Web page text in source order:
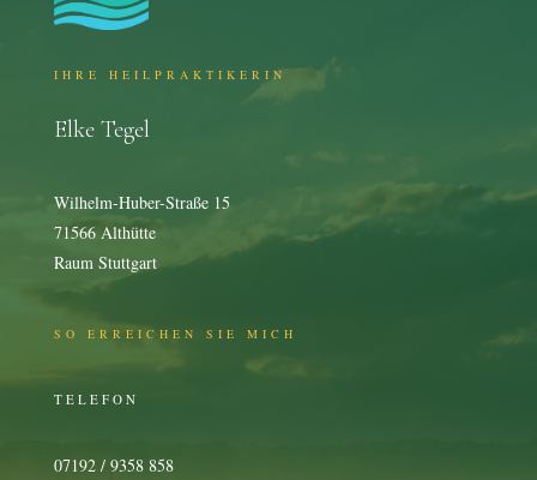
IHRE HEILPRAKTIKERIN
Elke Tegel
Wilhelm-Huber-Straße 15
71566 Althütte
Raum Stuttgart
SO ERREICHEN SIE MICH
TELEFON
07192 / 9358 858